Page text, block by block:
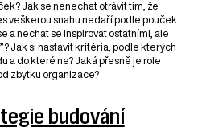
Jak se nenechat otrávit tím, že
veškerou snahu nedaří podle pouček
a nechat se inspirovat ostatními, ale
Jak si nastavit kritéria, podle kterých
a do které ne? Jaká přesně je role
zbytku organizace?
budování